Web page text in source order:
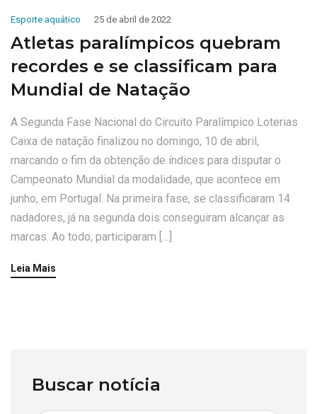
Esporte aquático 25 de abril de 2022
Atletas paralímpicos quebram
recordes e se classificam para
Mundial de Natação
A Segunda Fase Nacional do Circuito Paralímpico Loterias
Caixa de natação finalizou no domingo, 10 de abril,
marcando o fim da obtenção de índices para disputar o
Campeonato Mundial da modalidade, que acontece em
junho, em Portugal. Na primeira fase, se classificaram 14
nadadores, já na segunda dois conseguiram alcançar as
marcas. Ao todo, participaram […]
Leia Mais
Buscar notícia